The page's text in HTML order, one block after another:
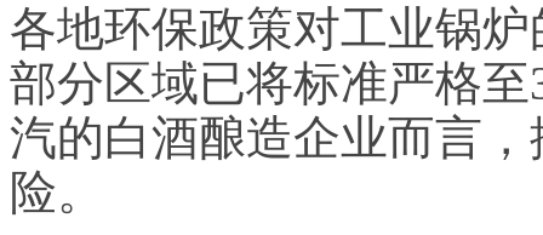
各地环保政策对工业锅
部分区域已将标准严格至
汽的白酒酿造企业而言
险。